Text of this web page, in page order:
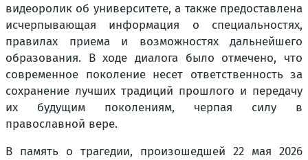
видеоролик об университете, а также предоставлена
исчерпывающая информация о специальностях,
правилах приема и возможностях дальнейшего
образования. В ходе диалога было отмечено, что
современное поколение несет ответственность за
сохранение лучших традиций прошлого и передачу
их будущим поколениям, черпая силу в
православной вере.
В память о трагедии, произошедшей 22 мая 2026